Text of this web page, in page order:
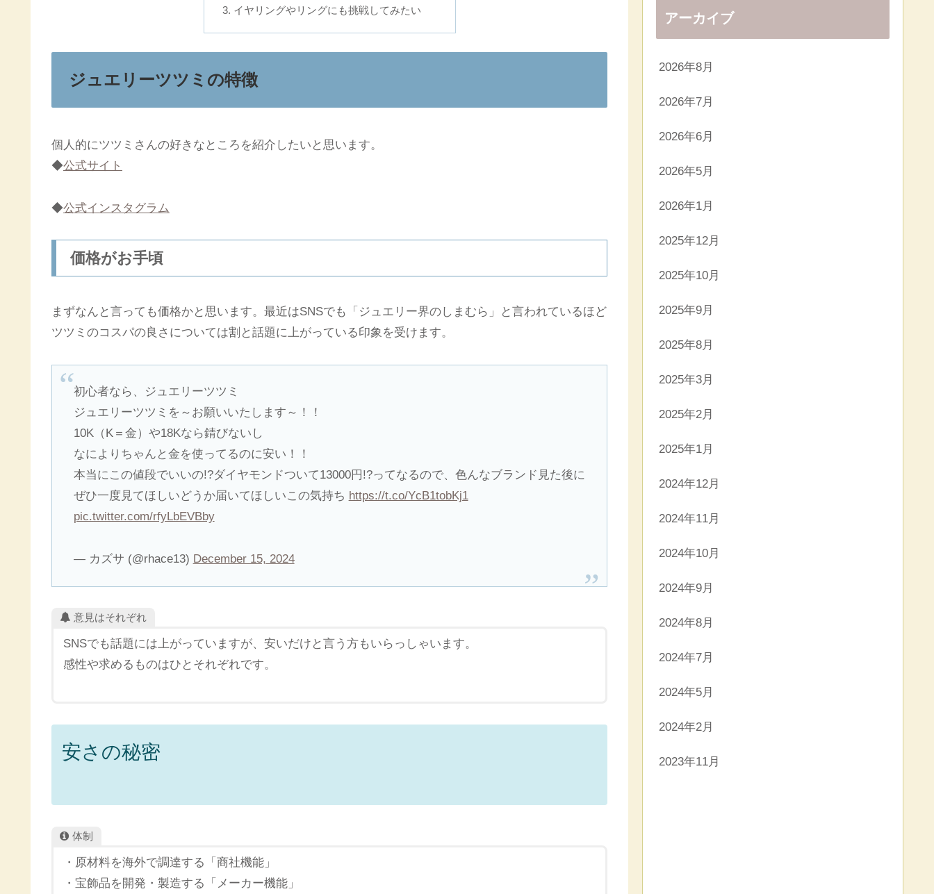
イヤリングやリングにも挑戦してみたい
ジュエリーツツミの特徴
個人的にツツミさんの好きなところを紹介したいと思います。
◆公式サイト
◆公式インスタグラム
価格がお手頃
まずなんと言っても価格かと思います。最近はSNSでも「ジュエリー界のしまむら」と言われているほど
ツツミのコスパの良さについては割と話題に上がっている印象を受けます。
初心者なら、ジュエリーツツミ
ジュエリーツツミを～お願いいたします～！！
10K（K＝金）や18Kなら錆びないし
なによりちゃんと金を使ってるのに安い！！
本当にこの値段でいいの!?ダイヤモンドついて13000円!?ってなるので、色んなブランド見た後に
ぜひ一度見てほしいどうか届いてほしいこの気持ち https://t.co/YcB1tobKj1
pic.twitter.com/rfyLbEVBby
— カズサ (@rhace13) December 15, 2024
意見はそれぞれ
SNSでも話題には上がっていますが、安いだけと言う方もいらっしゃいます。
感性や求めるものはひとそれぞれです。
安さの秘密
体制
・原材料を海外で調達する「商社機能」
・宝飾品を開発・製造する「メーカー機能」
アーカイブ
2026年8月
2026年7月
2026年6月
2026年5月
2026年1月
2025年12月
2025年10月
2025年9月
2025年8月
2025年3月
2025年2月
2025年1月
2024年12月
2024年11月
2024年10月
2024年9月
2024年8月
2024年7月
2024年5月
2024年2月
2023年11月